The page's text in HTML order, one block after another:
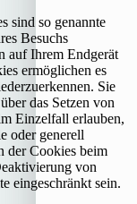
sind so genannte
Besuchs
auf Ihrem Endgerät
ermöglichen es
Sie
das Setzen von
Einzelfall erlauben,
oder generell
der Cookies beim
von
eingeschränkt sein.